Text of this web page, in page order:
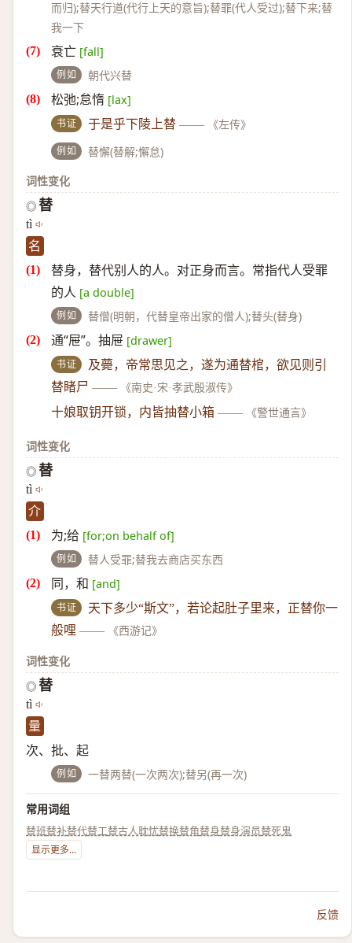
而归);替天行道(代行上天的意旨);替罪(代人受过);替下来;替
我一下
衰亡 [fall]
例如 朝代兴替
松弛;怠惰 [lax]
书证 于是乎下陵上替 —— 《左传》
例如
替懈(替解;懈怠)
词性变化
◎ 替
tì
名
替身，替代别人的人。对正身而言。常指代人受罪
的人 [a double]
例如 替僧(明朝，代替皇帝出家的僧人);替头(替身)
通“屉”。抽屉 [drawer]
书证
及薨，帝常思见之，遂为通替棺，欲见则引
替睹尸 —— 《南史·宋·孝武殷淑传》
十娘取钥开锁，内皆抽替小箱 —— 《警世通言》
词性变化
◎ 替
tì
介
为;给 [for;on behalf of]
例如 替人受罪;替我去商店买东西
同，和 [and]
书证
天下多少“斯文”，若论起肚子里来，正替你一
般哩 —— 《西游记》
词性变化
◎ 替
tì
量
次、批、起
例如 一替两替(一次两次);替另(再一次)
常用词组
替班替补替代替工替古人耽忧替换替角替身替身演员替死鬼
显示更多...
反馈